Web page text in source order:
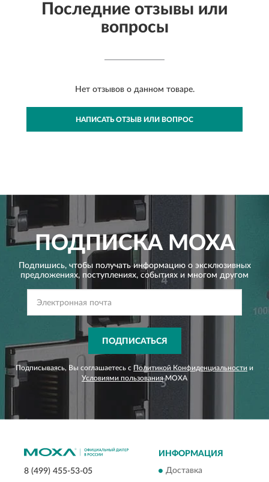
Последние отзывы или
вопросы
Нет отзывов о данном товаре.
НАПИСАТЬ ОТЗЫВ ИЛИ ВОПРОС
ПОДПИСКАMOXA
Подпишись, чтобы получать информацию о эксклюзивных
предложениях, поступлениях, событиях и многом другом
ПОДПИСАТЬСЯ
Подписываясь, Вы соглашаетесь с Политикой Конфиденциальности и
Условиями пользованияMOXA
8 (499) 455-53-05
ИНФОРМАЦИЯ
Доставка